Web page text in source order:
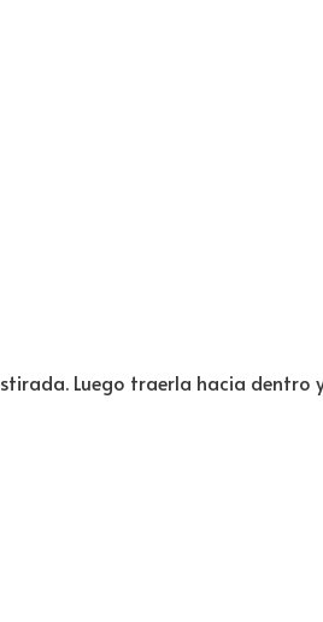
Luego traerla hacia dentro